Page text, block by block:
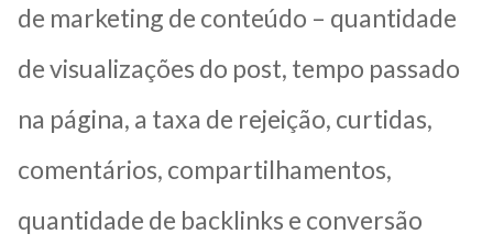
de marketing de conteúdo – quantidade
de visualizações do post, tempo passado
na página, a taxa de rejeição, curtidas,
comentários, compartilhamentos,
quantidade de backlinks e conversão